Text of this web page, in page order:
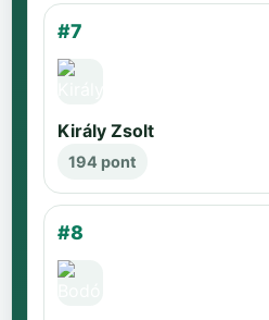
#7
Király Zsolt
194 pont
#8